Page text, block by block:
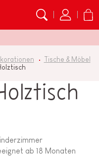
Tische & Möbel
ab 18 Monaten